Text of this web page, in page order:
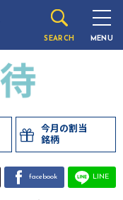
SEARCH MENU
今月の割当
銘柄
facebook LINE